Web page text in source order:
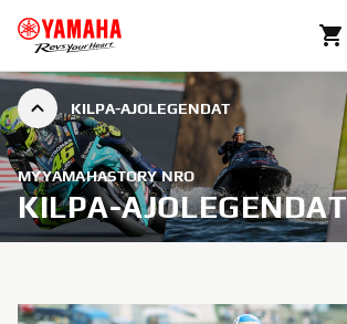
KILPA-AJOLEGENDAT
MYYAMAHASTORY NRO
KILPA-AJOLEGENDAT